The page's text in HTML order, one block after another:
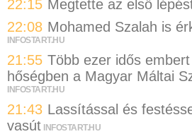
22:15 Megtette az első
22:08 Mohamed Szalah is
INFOSTART.HU
21:55 Több ezer idős
hőségben a Magyar Máltai
INFOSTART.HU
21:43 Lassítással és
vasút INFOSTART.HU